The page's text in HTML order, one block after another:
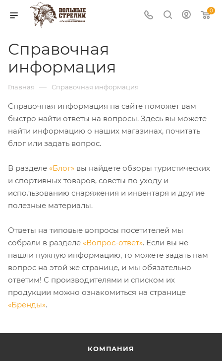
0
Справочная
информация
Главная — Справочная информация
Справочная информация на сайте поможет вам
быстро найти ответы на вопросы. Здесь вы можете
найти информацию о наших магазинах, почитать
блог или задать вопрос.
В разделе «Блог» вы найдете обзоры туристических
и спортивных товаров, советы по уходу и
использованию снаряжения и инвентаря и другие
полезные материалы.
Ответы на типовые вопросы посетителей мы
собрали в разделе «Вопрос-ответ». Если вы не
нашли нужную информацию, то можете задать нам
вопрос на этой же странице, и мы обязательно
ответим! С производителями и списком их
продукции можно ознакомиться на странице
«Бренды».
КОМПАНИЯ